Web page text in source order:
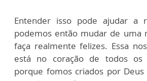
Entender isso pode ajudar a
podemos então mudar de uma
faça realmente felizes. Essa
está no coração de todos os
porque fomos criados por